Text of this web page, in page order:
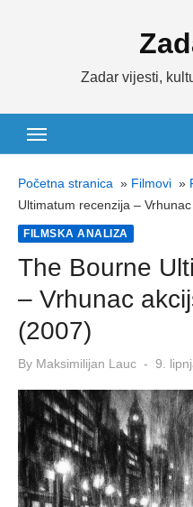
Zadar vijesti,
Početna stranica » Filmovi »
Ultimatum recenzija –
FILMSKA ANALIZA
The Bourne
– Vrhunac
(2007)
By Maksimilijan Lauc
Posted
9.